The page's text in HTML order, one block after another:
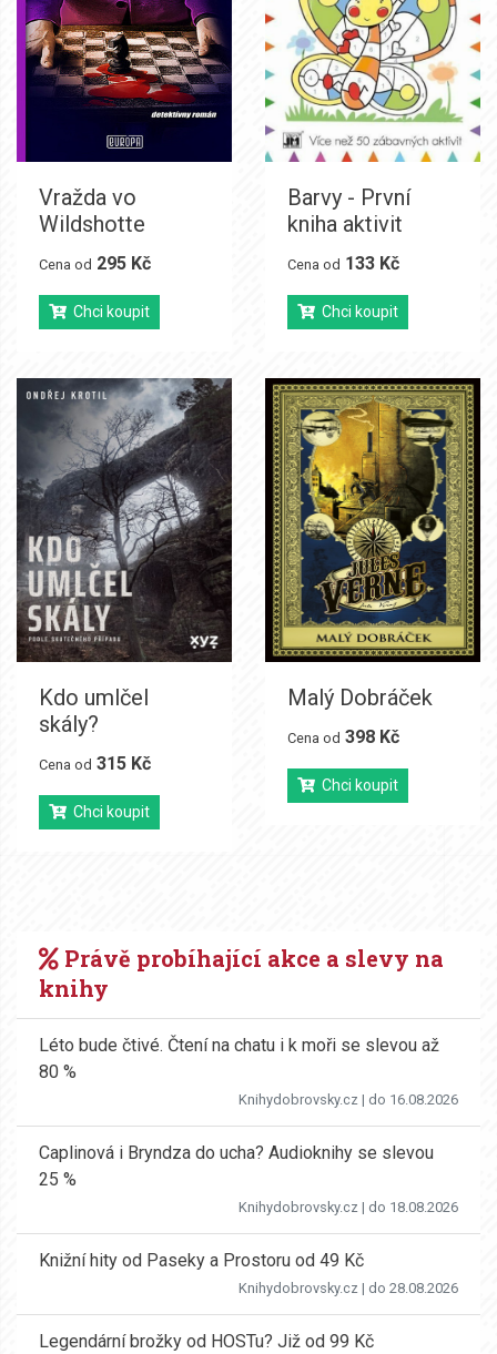
Vražda vo
Wildshotte
Cena od 295 Kč
Chci koupit
Barvy - První
kniha aktivit
Cena od 133 Kč
Chci koupit
Kdo umlčel
skály?
Cena od 315 Kč
Chci koupit
Malý Dobráček
Cena od 398 Kč
Chci koupit
Právě probíhající akce a slevy na
knihy
Léto bude čtivé. Čtení na chatu i k moři se slevou až
80 %
Knihydobrovsky.cz | do 16.08.2026
Caplinová i Bryndza do ucha? Audioknihy se slevou
25 %
Knihydobrovsky.cz | do 18.08.2026
Knižní hity od Paseky a Prostoru od 49 Kč
Knihydobrovsky.cz | do 28.08.2026
Legendární brožky od HOSTu? Již od 99 Kč